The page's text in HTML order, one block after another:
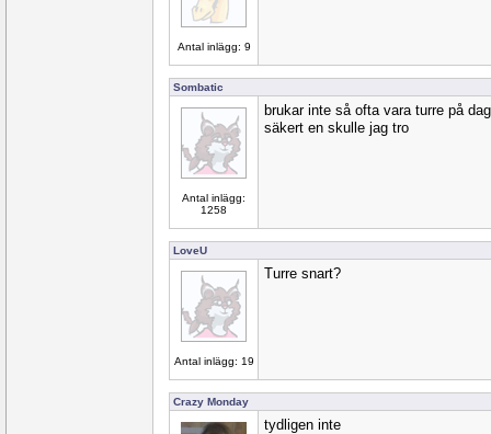
Antal inlägg: 9
Sombatic
Antal inlägg:
1258
brukar inte så ofta vara turre på
säkert en skulle jag tro
LoveU
Antal inlägg: 19
Turre snart?
Crazy Monday
tydligen inte